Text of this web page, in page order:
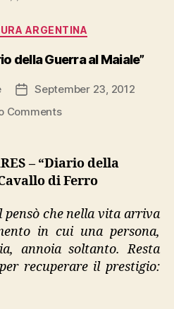
Categories
ARGENTINA
della Guerra al Maiale”
PostSeptember 23, 2012
Commentson
“Diario
Guerra
Maiale”
– “Diario della
di Ferro
pensò che nella vita arriva
in cui una persona,
annoia soltanto. Resta
recuperare il prestigio: